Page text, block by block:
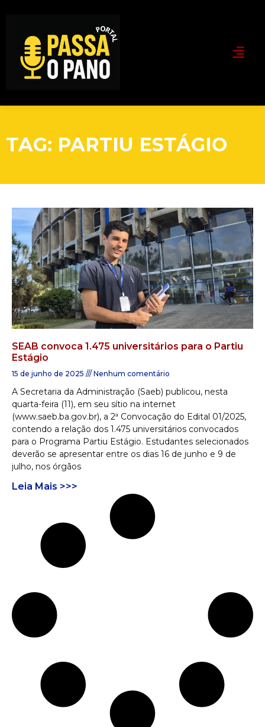
TAG: PARTIU ESTÁGIO
SEAB convoca 1.475 universitários para o Partiu
Estágio
15 de junho de 2025 Nenhum comentário
A Secretaria da Administração (Saeb) publicou, nesta
quarta-feira (11), em seu sítio na internet
(www.saeb.ba.gov.br), a 2ª Convocação do Edital 01/2025,
contendo a relação dos 1.475 universitários convocados
para o Programa Partiu Estágio. Estudantes selecionados
deverão se apresentar entre os dias 16 de junho e 9 de
julho, nos órgãos
Leia Mais >>>